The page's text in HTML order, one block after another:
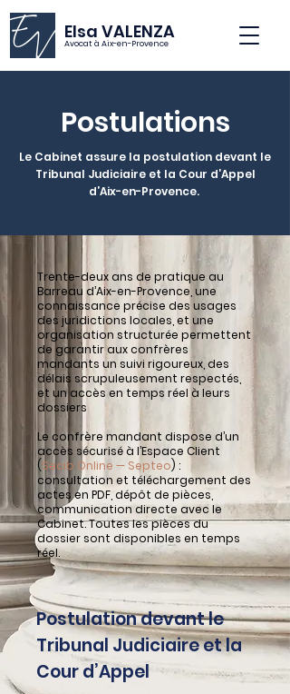
Elsa VALENZA
Avocat à Aix-en-Provence
Postulations
Le Cabinet assure la postulation devant le
Tribunal Judiciaire et la Cour d’Appel
d’Aix-en-Provence.
Trente-deux ans de pratique au
Barreau d’Aix-en-Provence, une
connaissance précise des usages
des juridictions locales, et une
organisation structurée permettent
de garantir aux confrères
mandants un suivi rigoureux, des
délais scrupuleusement respectés,
et un accès en temps réel à leurs
dossiers
Le confrère mandant dispose d’un
accès sécurisé à l’Espace Client
(Secib Online — Septeo) :
consultation et téléchargement des
actes en PDF, dépôt de pièces,
communication directe avec le
Cabinet. Toutes les pièces du
dossier sont disponibles en temps
réel.
Postulation devant le
Tribunal Judiciaire et la
Cour d’Appel